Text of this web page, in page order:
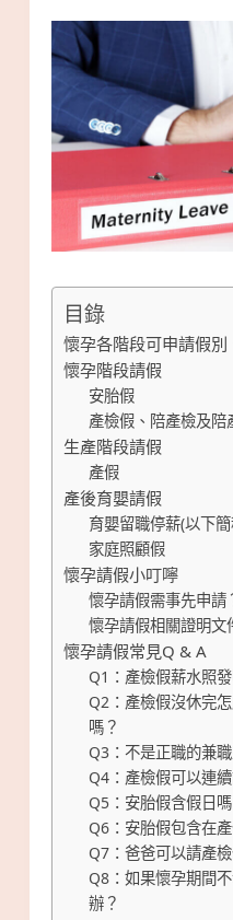
目錄
懷孕各階段可申請假
懷孕階段請假
安胎假
產檢假、陪產檢及陪
生產階段請假
產假
產後育嬰請假
育嬰留職停薪(以下
家庭照顧假
懷孕請假小叮嚀
懷孕請假需事先申請
懷孕請假相關證明文
懷孕請假常見Q & A
Q1：產檢假薪水照
Q2：產檢假沒休完
嗎？
Q3：不是正職的兼
Q4：產檢假可以連
Q5：安胎假含假日
Q6：安胎假包含在
Q7：爸爸可以請產
Q8：如果懷孕期間
辦？